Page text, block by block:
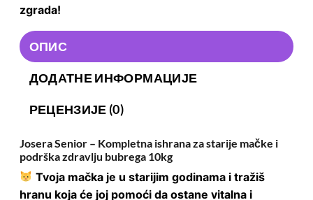
zgrada!
ОПИС
ДОДАТНЕ ИНФОРМАЦИЈЕ
РЕЦЕНЗИЈЕ (0)
Josera Senior – Kompletna ishrana za starije mačke i
podrška zdravlju bubrega 10kg
Tvoja mačka je u starijim godinama i tražiš
hranu koja će joj pomoći da ostane vitalna i